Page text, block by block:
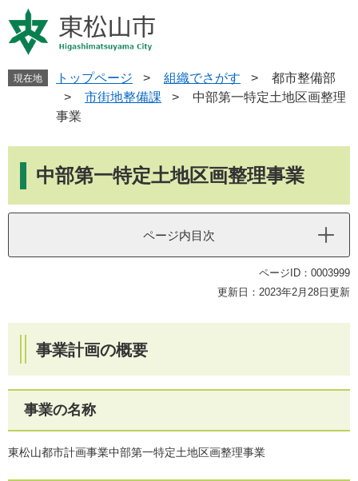
ー
ジ
ニ
ュ
現在地 トップページ > 組織でさがす >
都市整備部
>
市街地整備課 >
中部第一特定土地区画整理
事業
中部第一特定土地区画整理事業
ページ内目次
ページID：0003999
更新日：2023年2月28日更新
事業計画の概要
事業の名称
東松山都市計画事業中部第一特定土地区画整理事業